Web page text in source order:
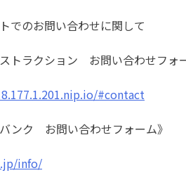
でのお問い合わせに関して
トラクション お問い合わせフォ
#contact
ンク お問い合わせフォーム》
info/